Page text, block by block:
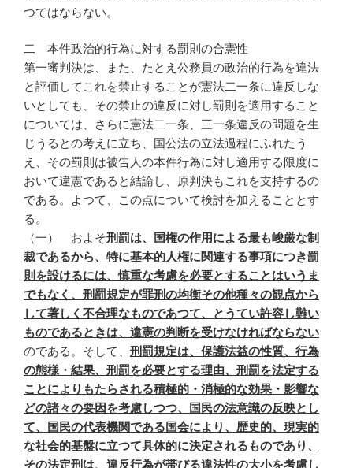
つてはならない。
二 本件政治的行為に対する罰則の合憲性
第一審判決は、また、たとえ公務員の政治的行為を違法
と評価してこれを禁止することが憲法二一条に違反しな
いとしても、その禁止の違反に対し罰則を適用すること
については、さらに憲法二一条、三一条違反の問題を生
じうるとの考えに立ち、国公法の立法過程にふれたう
え、その罰則は被告人の本件行為に対し適用する限度に
おいて違憲であると結論し、原判決もこれを支持するの
である。よつて、この点について検討を加えることとす
る。
（一） およそ刑罰は、国権の作用による最も峻厳な制
裁であるから、特に基本的人権に関連する事項につき罰
則を設けるには、慎重な考慮を必要とすることはいうま
でもなく、刑罰規定が罪刑の均衡その他種々の観点から
して著しく不合理なものであつて、とうてい許容し難い
ものであるときは、違憲の判断を受けなければならない
のである。そして、 刑罰規定は、保護法益の性質、行為
の態様・結果、刑罰を必要とする理由、刑罰を法定する
ことによりもたらされる積極的・消極的な効果・影響な
どの諸々の要因を考慮しつつ、国民の法意識の反映とし
て、国民の代表機関である国会により、歴史的、現実的
な社会的基盤に立つて具体的に決定されるものであり、
その法定刑は、違反行為が帯びる違法性の大小を考慮し